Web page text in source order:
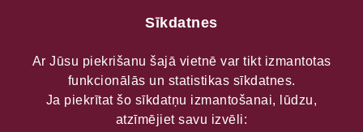
Muzeji
Sīkdatnes
Ar Jūsu piekrišanu šajā vietnē var tikt izmantotas
funkcionālās un statistikas sīkdatnes.
Ja piekrītat šo sīkdatņu izmantošanai, lūdzu,
atzīmējiet savu izvēli: